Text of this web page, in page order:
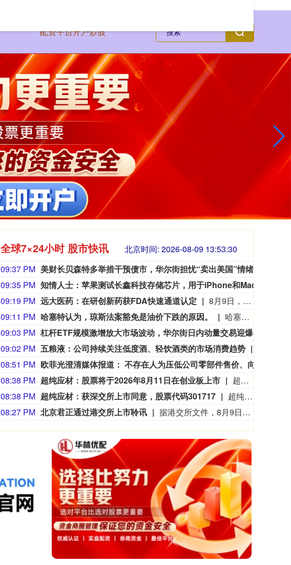
配资平台开户炒股
创业板指 3563.12 47.56 1.35% 基金指数
全球7×24小时 股市快讯 北京时间: 2026-08-09 13:53:32
09:37 PM
美财长贝森特多举措干预债市，华尔街担忧“卖出美国”情绪升温
09:35 PM
09:19 PM 远大医药：在研创新药获FDA快速通道认定
8月9日，远大医药（00512.HK）披露公告，公司FAP靶点创新核药GPN01530-2获得美国FDA授予快速通道资格（FTD）。GPN01530-2目前已获FDA批准开展用于诊断实体瘤的I/II期临床研究，此次获快速通道资格认定，有望加快GPN01530-2未来开发及上市进程。
09:11 PM 哈塞特认为，琼斯法案豁免是油价下跌的原因。
哈塞特认为，琼斯法案豁免是油价下跌的原因。
09:03 PM
杠杆ETF规模激增放大市场波动，华尔街日内动量交易迎爆发式增长
09:02 PM 五粮液：公司持续关注低度酒、轻饮酒类的市场消费趋势
08:51 PM
08:38 PM 超纯应材：股票将于2026年8月11日在创业板上市
超纯应材公告称，公司发行的人民币普通股股票将于2026年8月11日在深交所创业板上市，股票简称“超纯应材”，股票代码301717。首次公开发行后总股本10,184.6154万股，发行股票数量2,546.1539万股。公司提醒投资者注意上市初期的投资风险，如涨跌幅限制放宽、流通股数量少、发行市盈率差异、非理性炒作、融资融券、跌破发行价、净资产收益率下降等风险。
08:38 PM 超纯应材：获深交所上市同意，股票代码301717
超纯应材公告称，其首次公开发行A股股票并在创业板上市已获内部批准和授权，深交所上市审核委员会于2026年4月30日审议通过，中国证监会于5月18日同意注册，深交所于8月7日同意上市，证券代码为“301717”。发行前股本总额7638.4615万元，发行后为10184.6154万元。本次公开发行2546.1539万股，占比不低于25%。公司由华泰联合证券保荐，袁琳翕、张冠峰为保荐代表人。
08:27 PM 北京君正通过港交所上市聆讯 据港交所文件，8月9日，北京君正集成电路股份有限公司更新聆讯后资料集，意味着该公司港交所IPO通过聆讯。